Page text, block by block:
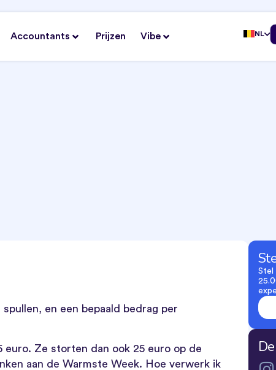
Accountants Prijzen Vibe NL
en een bepaald bedrag per
euro. Ze storten dan ook 25 euro op de
aan de Warmste Week. Hoe verwerk ik
Stel